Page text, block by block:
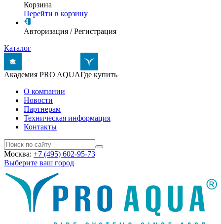
Корзина
Перейти в корзину
Авторизация /Регистрация
Каталог
Академия PRO AQUAГде купить
О компании
Новости
Партнерам
Техническая информация
Контакты
Москва: +7 (495) 602-95-73
Выберите ваш город